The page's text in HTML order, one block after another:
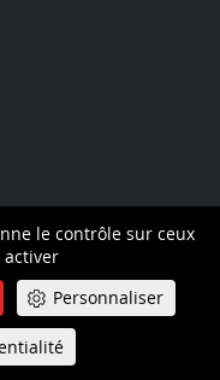
le contrôle sur ceux
activer
Personnaliser